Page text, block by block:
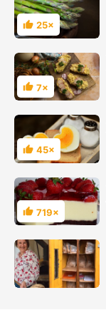
Hodnocení
25×
Hodnocení
7×
Hodnocení
45×
Hodnocení
719×